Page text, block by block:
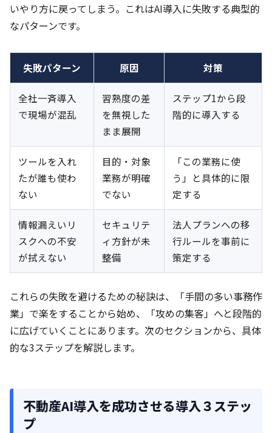
いやり方に戻ってしまう。これはAI導入に失敗する典型的
なパターンです。
失敗パターン 原因 対策
全社一斉導入
で現場が混乱
習熟度の差
を無視した
まま展開
ステップ1から段
階的に導入する
ツールを入れ
たが誰も使わ
ない
目的・対象
業務が明確
でない
「この業務に使
う」と具体的に限
定する
情報漏えいリ
スクへの不安
が拭えない
セキュリテ
ィ方針が未
整備
法人プランへの移
行ルールを事前に
策定する
これらの失敗を避けるための秘訣は、「手間の多い事務作
業」で楽をすることから始め、「攻めの集客」へと段階的
に広げていくことにあります。次のセクションから、具体
的な3ステップを解説します。
不動産AI導入を成功させる導入３ステッ
プ